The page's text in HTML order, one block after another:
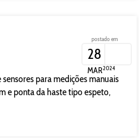
postado em
28
MAR2024
para medições manuais
e ponta da haste tipo espeto,